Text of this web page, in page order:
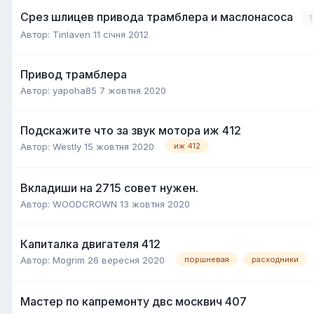
Срез шлицев привода трамблера и маслонасоса 1
Автор: Tinlaven 11 січня 2012
Привод трамблера
Автор: yapoha85 7 жовтня 2020
Подскажите что за звук мотора иж 412
Автор: Westly 15 жовтня 2020 иж 412
Вкладиши на 2715 совет нужен.
Автор: WOODCROWN 13 жовтня 2020
Капиталка двигателя 412
Автор: Mogrim 26 вересня 2020 поршневая расходники
Мастер по капремонту двс москвич 407